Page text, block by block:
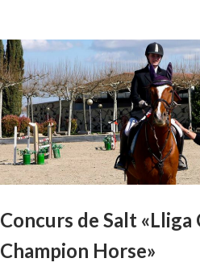
Concurs de Salt «Lliga
Champion Horse»